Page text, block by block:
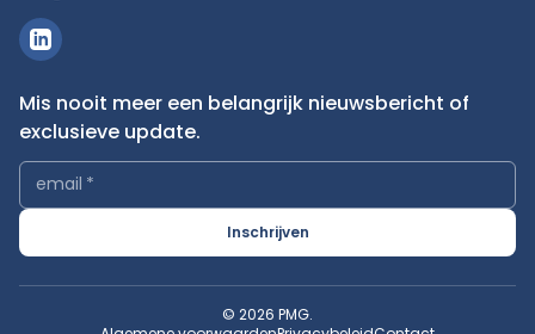
Mis nooit meer een belangrijk nieuwsbericht of
exclusieve update.
email *
Inschrijven
© 2026 PMG.